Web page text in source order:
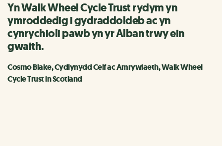
Yn Walk Wheel Cycle Trust rydym yn
ymroddedig i gydraddoldeb ac yn
cynrychioli pawb yn yr Alban trwy ein
gwaith.
Cosmo Blake, Cydlynydd Celf ac Amrywiaeth, Walk Wheel
Cycle Trust in Scotland